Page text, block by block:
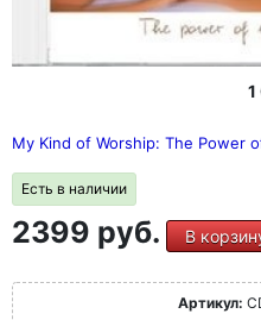
1
My Kind of Worship: The Power
Есть в наличии
2399 руб. В
Артикул: